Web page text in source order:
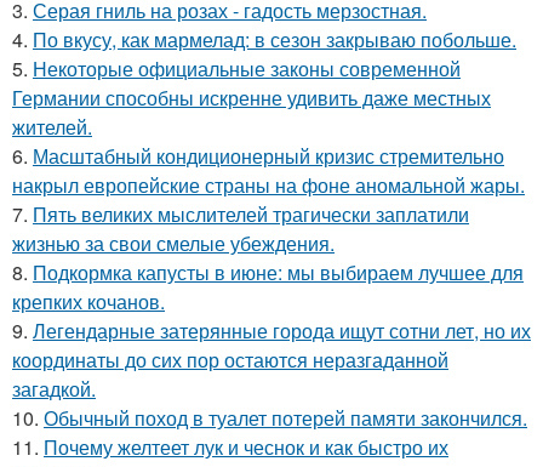
3. Серая гниль на розах - гадость мерзостная.
4. По вкусу, как мармелад: в сезон закрываю побольше.
5. Некоторые официальные законы современной
Германии способны искренне удивить даже местных
жителей.
6. Масштабный кондиционерный кризис стремительно
накрыл европейские страны на фоне аномальной жары.
7. Пять великих мыслителей трагически заплатили
жизнью за свои смелые убеждения.
8. Подкормка капусты в июне: мы выбираем лучшее для
крепких кочанов.
9. Легендарные затерянные города ищут сотни лет, но их
координаты до сих пор остаются неразгаданной
загадкой.
10. Обычный поход в туалет потерей памяти закончился.
11. Почему желтеет лук и чеснок и как быстро их